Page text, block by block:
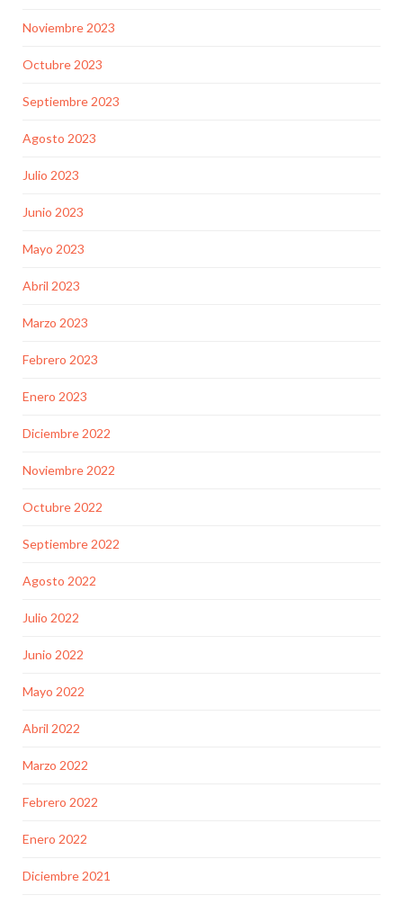
Noviembre 2023
Octubre 2023
Septiembre 2023
Agosto 2023
Julio 2023
Junio 2023
Mayo 2023
Abril 2023
Marzo 2023
Febrero 2023
Enero 2023
Diciembre 2022
Noviembre 2022
Octubre 2022
Septiembre 2022
Agosto 2022
Julio 2022
Junio 2022
Mayo 2022
Abril 2022
Marzo 2022
Febrero 2022
Enero 2022
Diciembre 2021